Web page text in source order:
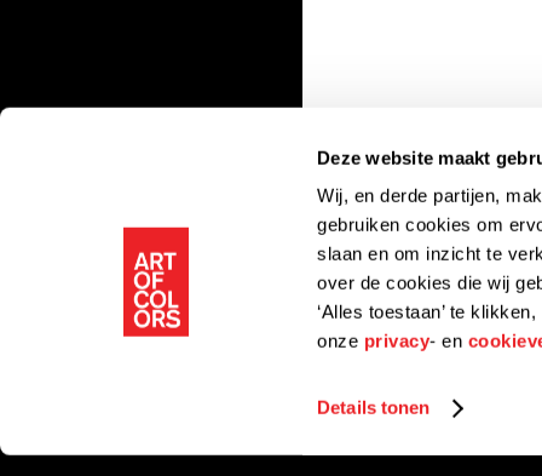
Deze website maakt
Wij, en derde partijen,
gebruiken cookies om
slaan en om inzicht te
over de cookies die wij
‘Alles toestaan’ te
onze privacy- en
Details tonen